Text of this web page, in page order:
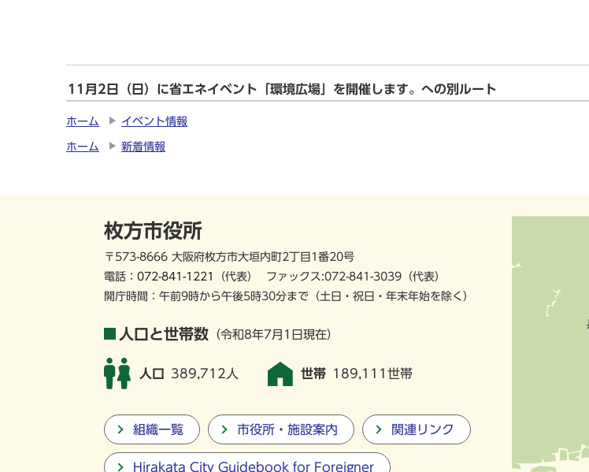
11月2日（日）に省エネイベント「環境広場」を開催します。への別ルート
ホーム イベント情報
ホーム 新着情報
枚方市役所
〒573-8666 大阪府枚方市大垣内町2丁目1番20号
電話： 072-841-1221 （代表） ファックス:072-841-3039（代表）
開庁時間：午前9時から午後5時30分まで （土日・祝日・年末年始を除く）
人口と世帯数 （令和8年7月1日現在）
人口 389,712人 世帯 189,111世帯
組織一覧 市役所・施設案内 関連リンク
Hirakata City Guidebook for Foreigner